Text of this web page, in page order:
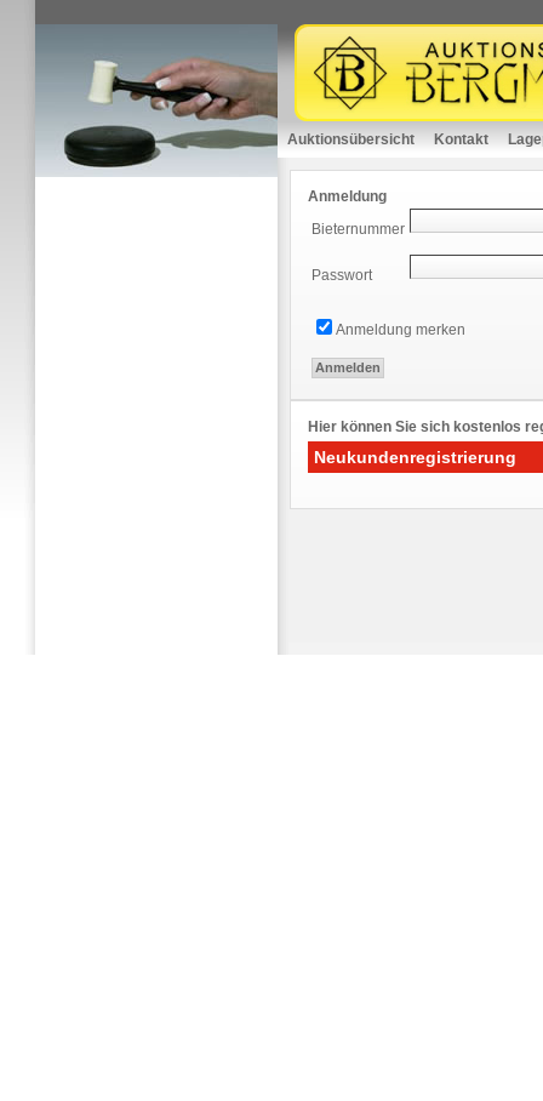
Auktionsübersicht Kontakt
Anmeldung
Bieternummer
Passwort
Anmeldung merken
Hier können Sie sich kostenlos
Neukundenregistrierung